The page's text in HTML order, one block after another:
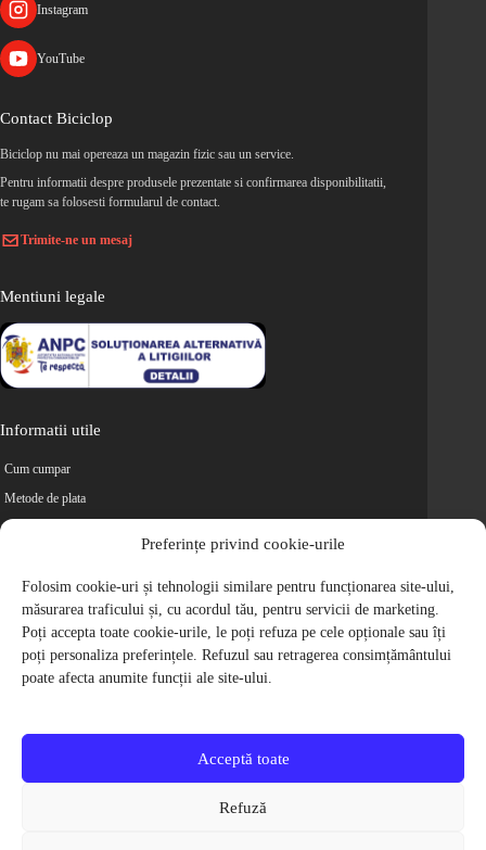
Preferințe privind cookie-urile
Folosim cookie-uri și tehnologii similare pentru funcționarea site-ului,
măsurarea traficului și, cu acordul tău, pentru servicii de marketing.
Poți accepta toate cookie-urile, le poți refuza pe cele opționale sau îți
poți personaliza preferințele. Refuzul sau retragerea consimțământului
poate afecta anumite funcții ale site-ului.
Acceptă toate
Refuză
Instagram
YouTube
Contact Biciclop
Biciclop nu mai opereaza un magazin fizic sau un service.
Pentru informatii despre produsele prezentate si confirmarea disponibilitatii,
te rugam sa folosesti formularul de contact.
Trimite-ne un mesaj
Mentiuni legale
Informatii utile
Cum cumpar
Metode de plata
Retur
Cariere
Politica de Confidentialitate
Politica de cookie-uri